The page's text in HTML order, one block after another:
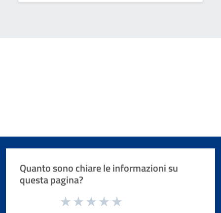
Quanto sono chiare le informazioni su
questa pagina?
Valuta da 1 a 5 stelle la pagina